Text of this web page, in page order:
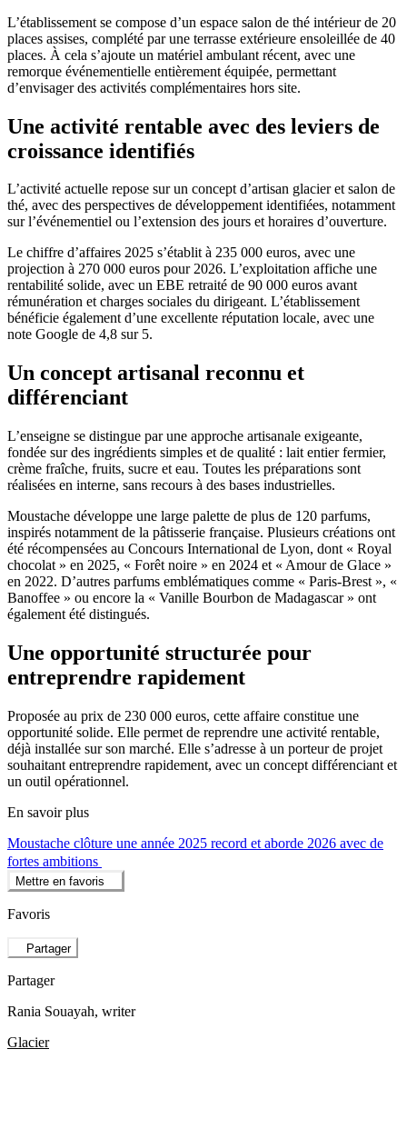
L’établissement se compose d’un espace salon de thé intérieur de 20
places assises, complété par une terrasse extérieure ensoleillée de 40
places. À cela s’ajoute un matériel ambulant récent, avec une
remorque événementielle entièrement équipée, permettant
d’envisager des activités complémentaires hors site.
Une activité rentable avec des leviers de
croissance identifiés
L’activité actuelle repose sur un concept d’artisan glacier et salon de
thé, avec des perspectives de développement identifiées, notamment
sur l’événementiel ou l’extension des jours et horaires d’ouverture.
Le chiffre d’affaires 2025 s’établit à 235 000 euros, avec une
projection à 270 000 euros pour 2026. L’exploitation affiche une
rentabilité solide, avec un EBE retraité de 90 000 euros avant
rémunération et charges sociales du dirigeant. L’établissement
bénéficie également d’une excellente réputation locale, avec une
note Google de 4,8 sur 5.
Un concept artisanal reconnu et
différenciant
L’enseigne se distingue par une approche artisanale exigeante,
fondée sur des ingrédients simples et de qualité : lait entier fermier,
crème fraîche, fruits, sucre et eau. Toutes les préparations sont
réalisées en interne, sans recours à des bases industrielles.
Moustache développe une large palette de plus de 120 parfums,
inspirés notamment de la pâtisserie française. Plusieurs créations ont
été récompensées au Concours International de Lyon, dont « Royal
chocolat » en 2025, « Forêt noire » en 2024 et « Amour de Glace »
en 2022. D’autres parfums emblématiques comme « Paris-Brest », «
Banoffee » ou encore la « Vanille Bourbon de Madagascar » ont
également été distingués.
Une opportunité structurée pour
entreprendre rapidement
Proposée au prix de 230 000 euros, cette affaire constitue une
opportunité solide. Elle permet de reprendre une activité rentable,
déjà installée sur son marché. Elle s’adresse à un porteur de projet
souhaitant entreprendre rapidement, avec un concept différenciant et
un outil opérationnel.
En savoir plus
Moustache clôture une année 2025 record et aborde 2026 avec de
fortes ambitions
Mettre en favoris
Favoris
Partager
Partager
Rania Souayah, writer
Glacier